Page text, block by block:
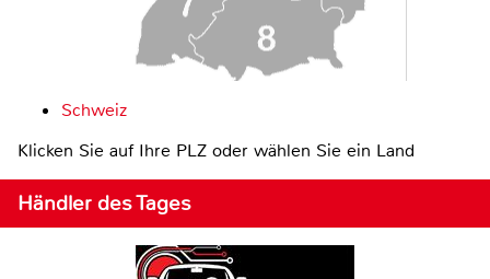
Schweiz
Klicken Sie auf Ihre PLZ oder wählen Sie ein Land
Händler des Tages